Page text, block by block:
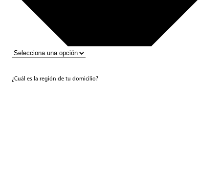
¿Cuál es la región de tu domicilio?